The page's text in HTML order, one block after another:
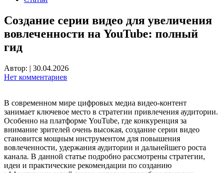
Создание серии видео для увеличения
вовлеченности на YouTube: полный
гид
Автор: | 30.04.2026
Нет комментариев
В современном мире цифровых медиа видео-контент
занимает ключевое место в стратегии привлечения аудитории.
Особенно на платформе YouTube, где конкуренция за
внимание зрителей очень высокая, создание серии видео
становится мощным инструментом для повышения
вовлеченности, удержания аудитории и дальнейшего роста
канала. В данной статье подробно рассмотрены стратегии,
идеи и практические рекомендации по созданию